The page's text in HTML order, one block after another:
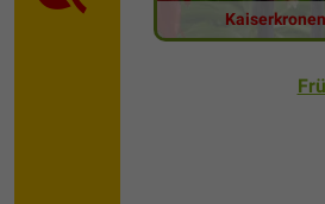
Kaiserkronen